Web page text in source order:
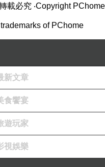
載必究 ‧Copyright PChome
of PChome
新文章
食饗宴
遊玩家
視娛樂